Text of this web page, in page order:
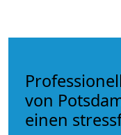
von
einen